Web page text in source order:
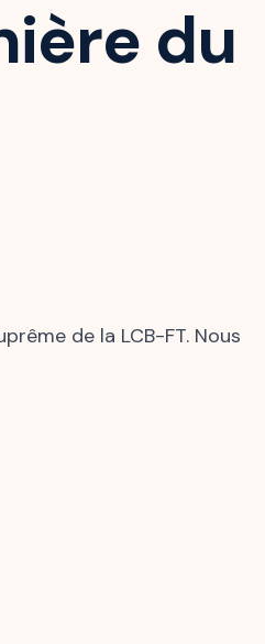
du
de la LCB-FT. Nous